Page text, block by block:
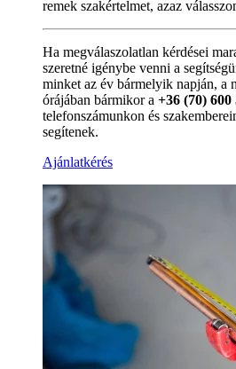
remek szakértelmet, azaz
Ha megválaszolatlan kérdései
szeretné igénybe venni a
minket az év bármelyik napján, a
órájában bármikor a +36 (70) 600
telefonszámunkon és
segítenek.
Ajánlatkérés